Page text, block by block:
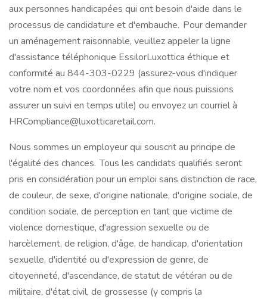
aux personnes handicapées qui ont besoin d'aide dans le
processus de candidature et d'embauche. Pour demander
un aménagement raisonnable, veuillez appeler la ligne
d'assistance téléphonique EssilorLuxottica éthique et
conformité au 844-303-0229 (assurez-vous d'indiquer
votre nom et vos coordonnées afin que nous puissions
assurer un suivi en temps utile) ou envoyez un courriel à
HRCompliance@luxotticaretail.com.
Nous sommes un employeur qui souscrit au principe de
l'égalité des chances. Tous les candidats qualifiés seront
pris en considération pour un emploi sans distinction de race,
de couleur, de sexe, d'origine nationale, d'origine sociale, de
condition sociale, de perception en tant que victime de
violence domestique, d'agression sexuelle ou de
harcèlement, de religion, d'âge, de handicap, d'orientation
sexuelle, d'identité ou d'expression de genre, de
citoyenneté, d'ascendance, de statut de vétéran ou de
militaire, d'état civil, de grossesse (y compris la